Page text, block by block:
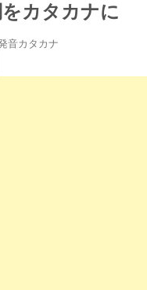
カタカナに
音カタカナ